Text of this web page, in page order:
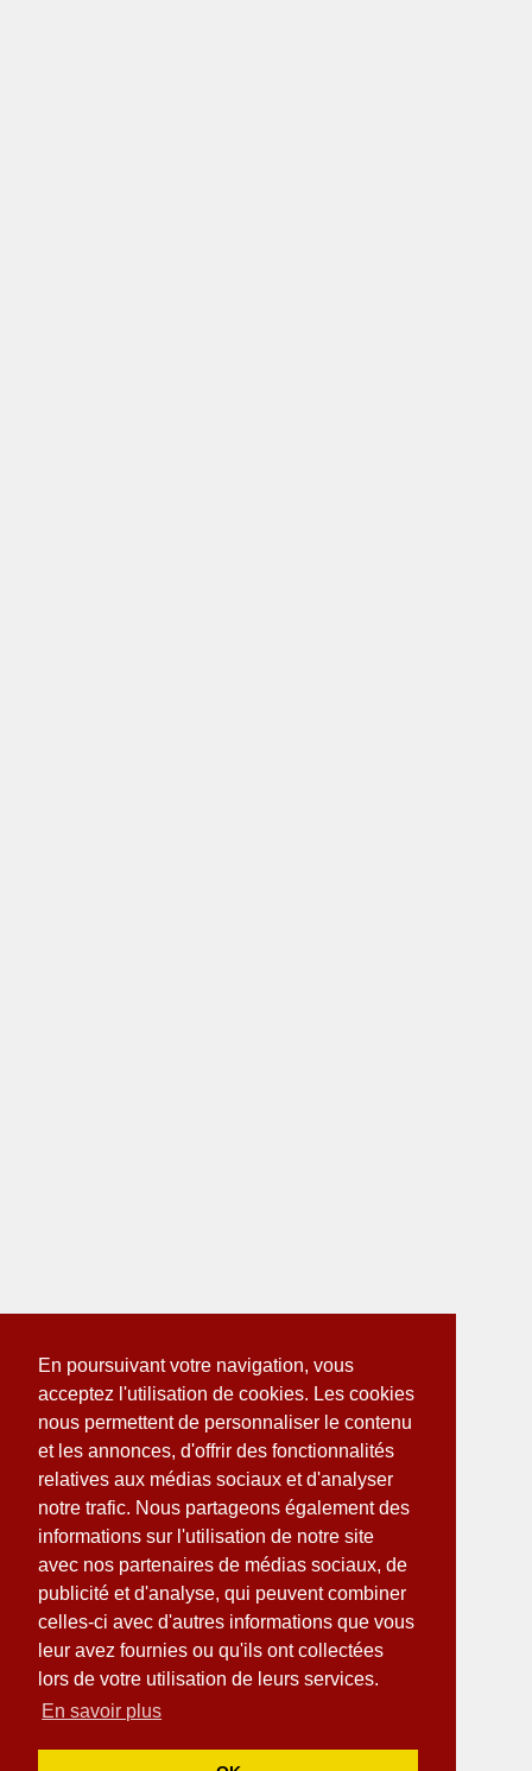
En poursuivant votre navigation, vous
acceptez l'utilisation de cookies. Les cookies
nous permettent de personnaliser le contenu
et les annonces, d'offrir des fonctionnalités
relatives aux médias sociaux et d'analyser
notre trafic. Nous partageons également des
informations sur l'utilisation de notre site
avec nos partenaires de médias sociaux, de
publicité et d'analyse, qui peuvent combiner
celles-ci avec d'autres informations que vous
leur avez fournies ou qu'ils ont collectées
lors de votre utilisation de leurs services.
En savoir plus